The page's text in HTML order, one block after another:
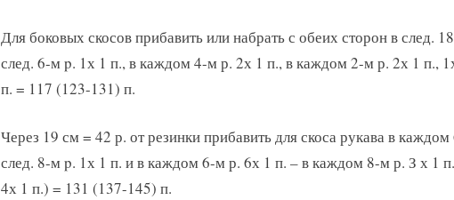
Для боковых скосов прибавить или набрать с обеих сторон в след.
след. 6-м p. 1х 1 п., в каждом 4-м р. 2х 1 п., в каждом 2-м р. 2х 1 п.,
п. = 117 (123-131) п.
Через 19 см = 42 р. от резинки прибавить для скоса рукава в
след. 8-м p. 1х 1 п. и в каждом 6-м р. 6х 1 п. – в каждом 8-м р. З х 1
4х 1 п.) = 131 (137-145) п.